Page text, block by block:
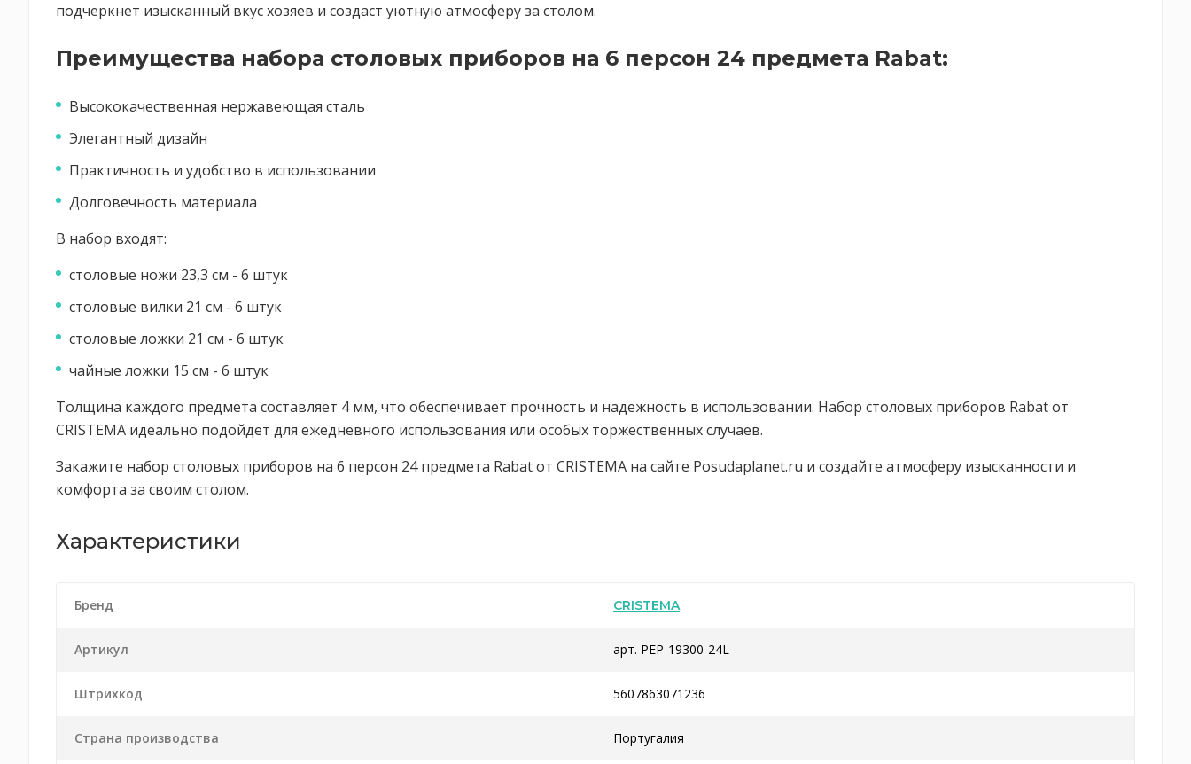
подчеркнет изысканный вкус хозяев и создаст уютную атмосферу за столом.
Преимущества набора столовых приборов на 6 персон 24 предмета Rabat:
Высококачественная нержавеющая сталь
Элегантный дизайн
Практичность и удобство в использовании
Долговечность материала
В набор входят:
столовые ножи 23,3 см - 6 штук
столовые вилки 21 см - 6 штук
столовые ложки 21 см - 6 штук
чайные ложки 15 см - 6 штук
Толщина каждого предмета составляет 4 мм, что обеспечивает прочность и надежность в использовании. Набор столовых приборов Rabat от
CRISTEMA идеально подойдет для ежедневного использования или особых торжественных случаев.
Закажите набор столовых приборов на 6 персон 24 предмета Rabat от CRISTEMA на сайте Posudaplanet.ru и создайте атмосферу изысканности и
комфорта за своим столом.
Характеристики
Бренд CRISTEMA
Артикул арт. PEP-19300-24L
Штрихкод 5607863071236
Страна производства Португалия